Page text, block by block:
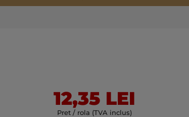
12,35 LEI
Pret / rola (TVA inclus)